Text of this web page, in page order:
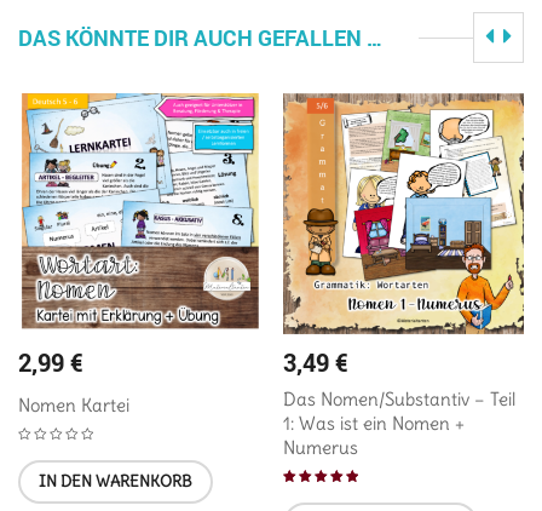
DAS KÖNNTE DIR AUCH GEFALLEN …
2,99€
Nomen Kartei
IN DEN WARENKORB
3,49€
Das Nomen/Substantiv – Teil
1: Was ist ein Nomen +
Numerus